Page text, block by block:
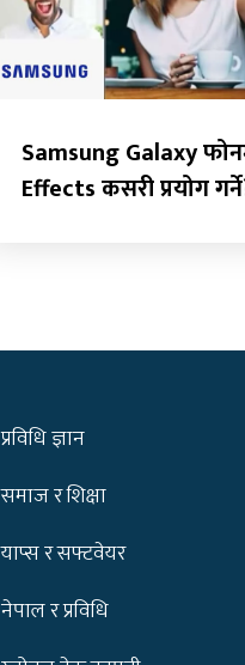
Samsung Galaxy
Effects कसरी प्रयोग
प्रविधि ज्ञान
समाज र शिक्षा
याप्स र सफ्टवेयर
नेपाल र प्रविधि